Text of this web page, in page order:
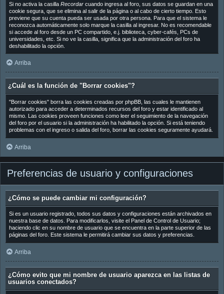
Si no activa la casilla Recordarcuando ingresa al foro, sus datos se guardan en una
cookie segura, que se elimina al salir de la página o al cabo de cierto tiempo. Esto
previene que su cuenta pueda ser usada por otra persona. Para que el sistema le
reconozca automáticamente solo marque la casilla al ingresar. No es recomendable
si accede al foro desde un PC compartido, e.j. biblioteca, cyber-cafés, PCs de
universidades, etc. Si no ve la casilla, significa que la administración del foro ha
deshabilitado la opción.
Arriba
¿Cuál es la función de "Borrar cookies"?
"Borrar cookies" borra las cookies creadas por phpBB, las cuales le mantienen
autorizado para acceder a determinados recursos del foro y estar identificado al
mismo. Las cookies proveen funciones como leer el seguimiento de la navegación
del foro por el usuario si la administración ha habilitado la opción. Si está teniendo
problemas con el ingreso o salida del foro, borrar las cookies seguramente ayudará.
Arriba
Preferencias de usuario y configuraciones
¿Cómo se puede cambiar mi configuración?
Si es un usuario registrado, todos sus datos y configuraciones están archivados en
nuestra base de datos. Para modificarlos, visite el Panel de Control de Usuario;
haciendo clic en su nombre de usuario que se encuentra en la parte superior de las
páginas del foro. Este sistema le permitirá cambiar sus datos y preferencias.
Arriba
¿Cómo evito que mi nombre de usuario aparezca en las listas de
usuarios conectados?